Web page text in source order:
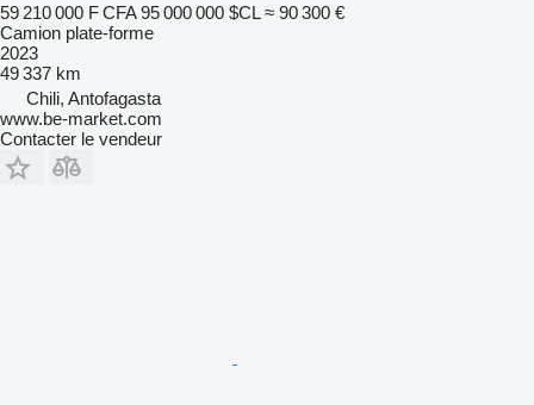
59 210 000 F CFA 95 000 000 $CL ≈ 90 300 €
Camion plate-forme
2023
49 337 km
Chili, Antofagasta
www.be-market.com
Contacter le vendeur